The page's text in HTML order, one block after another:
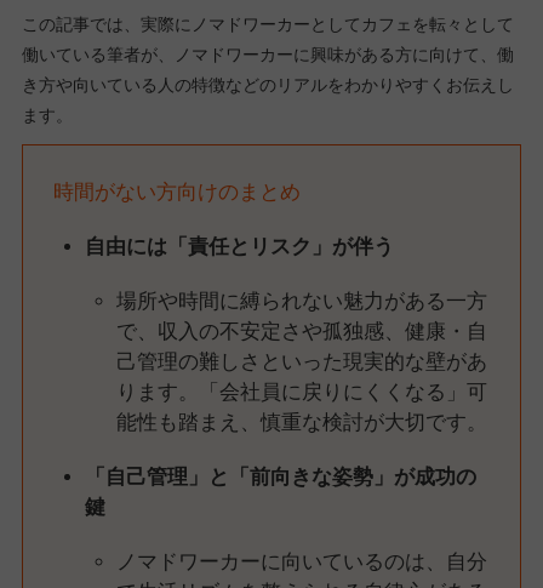
この記事では、実際にノマドワーカーとしてカフェを転々として
働いている筆者が、ノマドワーカーに興味がある方に向けて、働
き方や向いている人の特徴などのリアルをわかりやすくお伝えし
ます。
時間がない方向けのまとめ
自由には「責任とリスク」が伴う
場所や時間に縛られない魅力がある一方
で、収入の不安定さや孤独感、健康・自
己管理の難しさといった現実的な壁があ
ります。「会社員に戻りにくくなる」可
能性も踏まえ、慎重な検討が大切です。
「自己管理」と「前向きな姿勢」が成功の
鍵
ノマドワーカーに向いているのは、自分